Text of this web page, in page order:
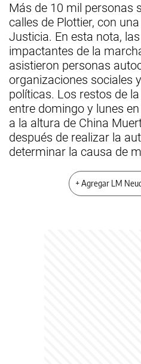
Más de 10 mil personas
calles de Plottier, con
Justicia. En esta nota,
impactantes de la
asistieron personas
organizaciones sociales
políticas. Los restos de
entre domingo y lunes
a la altura de China
después de realizar la
determinar la causa de
+ Agregar LM